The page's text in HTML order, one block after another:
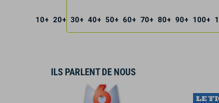
10+ 20+ 30+ 40+ 50+ 60+ 70+ 80+ 90+ 100+
ILS PARLENT DE NOUS